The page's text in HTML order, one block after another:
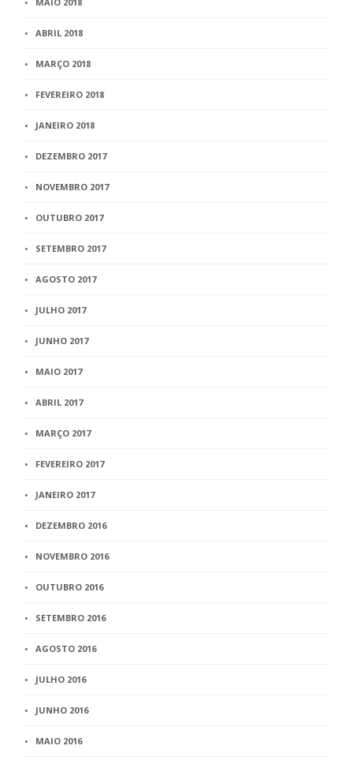
ABRIL 2018
MARÇO 2018
FEVEREIRO 2018
JANEIRO 2018
DEZEMBRO 2017
NOVEMBRO 2017
OUTUBRO 2017
SETEMBRO 2017
AGOSTO 2017
JULHO 2017
JUNHO 2017
MAIO 2017
ABRIL 2017
MARÇO 2017
FEVEREIRO 2017
JANEIRO 2017
DEZEMBRO 2016
NOVEMBRO 2016
OUTUBRO 2016
SETEMBRO 2016
AGOSTO 2016
JULHO 2016
JUNHO 2016
MAIO 2016